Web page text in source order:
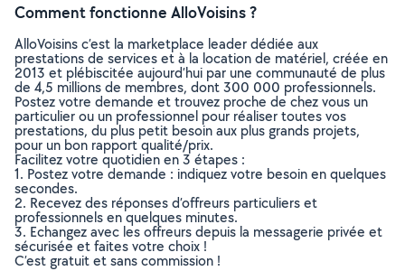
Comment fonctionne AlloVoisins ?
AlloVoisins c’est la marketplace leader dédiée aux
prestations de services et à la location de matériel, créée en
2013 et plébiscitée aujourd’hui par une communauté de plus
de 4,5 millions de membres, dont 300 000 professionnels.
Postez votre demande et trouvez proche de chez vous un
particulier ou un professionnel pour réaliser toutes vos
prestations, du plus petit besoin aux plus grands projets,
pour un bon rapport qualité/prix.
Facilitez votre quotidien en 3 étapes :
1. Postez votre demande : indiquez votre besoin en quelques
secondes.
2. Recevez des réponses d’offreurs particuliers et
professionnels en quelques minutes.
3. Echangez avec les offreurs depuis la messagerie privée et
sécurisée et faites votre choix !
C’est gratuit et sans commission !